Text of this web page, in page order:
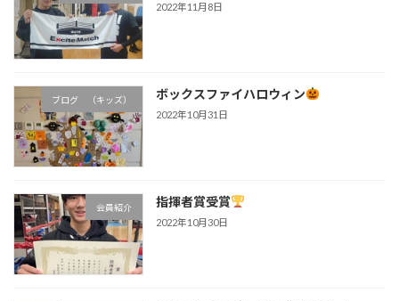
2022年11月8日
ブログ （キッズ） ボックスファイハロウィン
2022年10月31日
会員紹介 指揮者賞受賞
2022年10月30日